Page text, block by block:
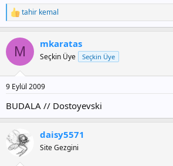
T
e
k
l
tahir kemal
M mkaratas
Seçkin Üye Seçkin Üye
9 Eylül 2009
BUDALA // Dostoyevski
daisy5571
Site Gezgini